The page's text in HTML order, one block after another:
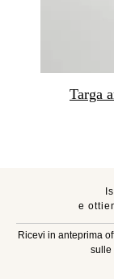
Targa
e
Ricevi in anteprima
sulle